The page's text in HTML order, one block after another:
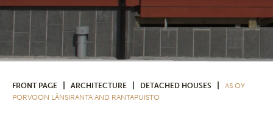
FRONT PAGE ARCHITECTURE DETACHED HOUSES
AS OY
PORVOON LÄNSIRANTA AND RANTAPUISTO